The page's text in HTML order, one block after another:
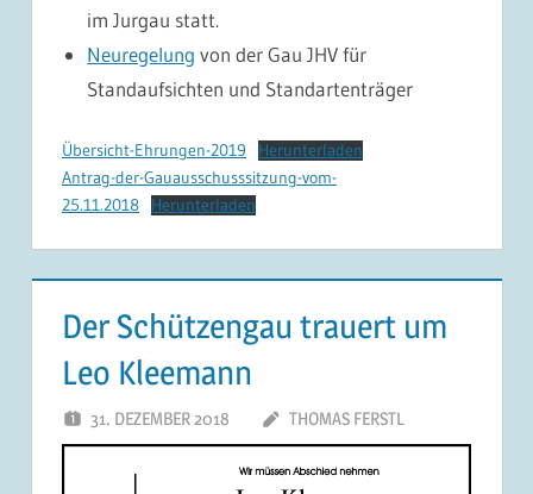
im Jurgau statt.
Neuregelung von der Gau JHV für
Standaufsichten und Standartenträger
Übersicht-Ehrungen-2019
Herunterladen
Antrag-der-Gauausschusssitzung-vom-
25.11.2018
Herunterladen
Der Schützengau trauert um
Leo Kleemann
31. DEZEMBER 2018 THOMAS FERSTL